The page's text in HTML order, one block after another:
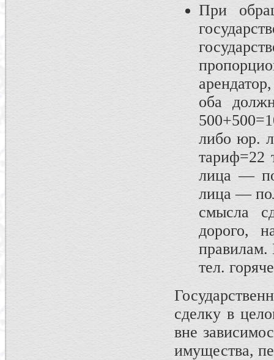
При
оба
либо юр.
тариф=22
лица —
лица —
смысла
дорого,
правилам.
тел.
сделку в
вне
имущества,